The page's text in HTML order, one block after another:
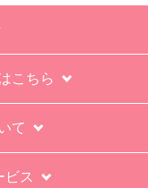
こちら
て
ビス